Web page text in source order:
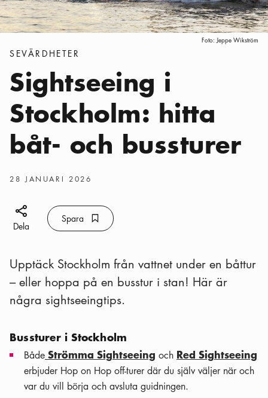
Foto: Jeppe Wikström
Kategorier:
SEVÄRDHETER
Sightseeing i
Stockholm: hitta
båt- och bussturer
Publiceringsdatum
28 JANUARI 2026
Dela ikon
Dela
Spara Bokmärke ikon
Spara
Upptäck Stockholm från vattnet under en båttur
– eller hoppa på en busstur i stan! Här är
några sightseeingtips.
Bussturer i Stockholm
Både Strömma Sightseeing och Red Sightseeing
erbjuder Hop on Hop off-turer där du själv väljer när och
var du vill börja och avsluta guidningen.